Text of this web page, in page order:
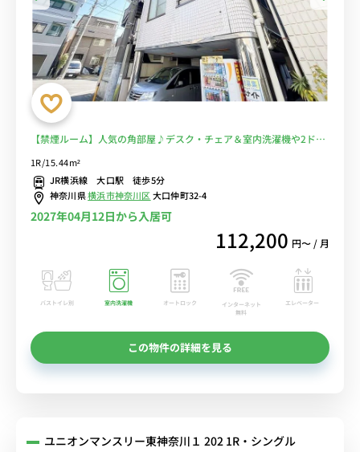
【禁煙ルーム】人気の角部屋♪デスク・チェア＆室内洗濯機や2ドア
新横浜駅まで2駅でアクセス、町田駅まで乗り換えなしでアクセス■
選べるWi-Fi格安レンタル中！
1R/15.44m²
JR横浜線 大口駅 徒歩5分
神奈川県横浜市神奈川区大口仲町32-4
2027年04月12日から入居可
112,200 円〜 / 月
バストイレ別 室内洗濯機 オートロック
インターネット
無料
エレベーター
この物件の詳細を見る
ユニオンマンスリー東神奈川１ 202 1R・シングル